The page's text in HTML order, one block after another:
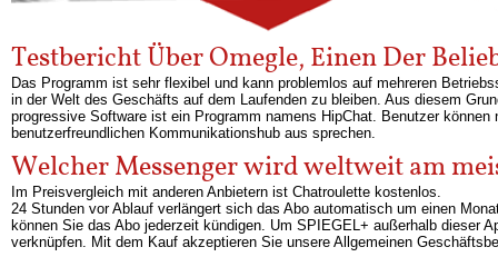
Testbericht Über Omegle, Einen Der
Das Programm ist sehr flexibel und kann problemlos auf mehreren
in der Welt des Geschäfts auf dem Laufenden zu bleiben. Aus diesem
progressive Software ist ein Programm namens HipChat. Benutzer
benutzerfreundlichen Kommunikationshub aus sprechen.
Welcher Messenger wird weltweit am
Im Preisvergleich mit anderen Anbietern ist Chatroulette kostenlos.
24 Stunden vor Ablauf verlängert sich das Abo automatisch um einen
können Sie das Abo jederzeit kündigen. Um SPIEGEL+ außerhalb dieser
verknüpfen. Mit dem Kauf akzeptieren Sie unsere Allgemeinen